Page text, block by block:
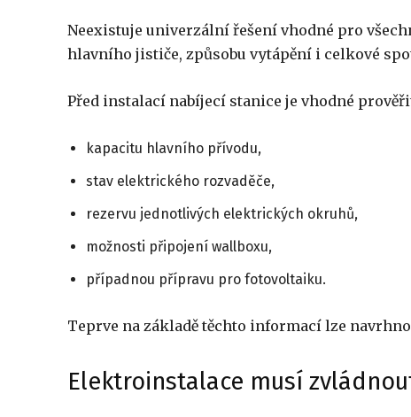
Neexistuje univerzální řešení vhodné pro
hlavního jističe, způsobu vytápění i celkové
Před instalací nabíjecí stanice je vhodné
kapacitu hlavního přívodu,
stav elektrického rozvaděče,
rezervu jednotlivých elektrických okruhů,
možnosti připojení wallboxu,
případnou přípravu pro fotovoltaiku.
Teprve na základě těchto informací lze
Elektroinstalace musí